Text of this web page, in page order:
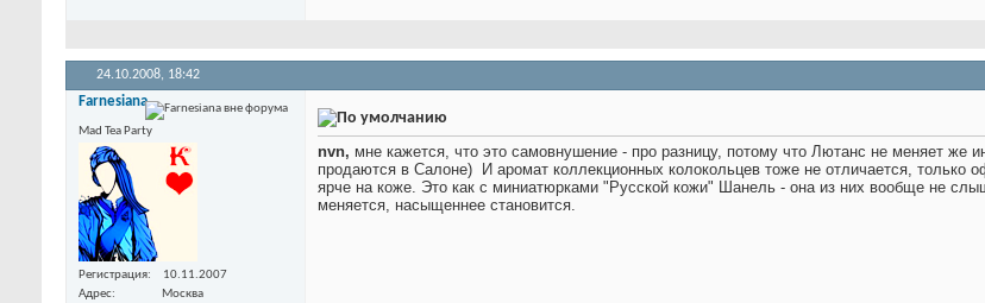
24.10.2008, 18:42
Farnesiana
Mad Tea Party
Регистрация
10.11.2007
Адрес
Москва
nvn, мне кажется, что это самовнушение - про разницу, потому что Лютанс не меняет же
продаются в Салоне) И аромат коллекционных колокольцев тоже не отличается,
ярче на коже. Это как с миниатюрками "Русской кожи" Шанель - она из них вообще не
меняется, насыщеннее становится.